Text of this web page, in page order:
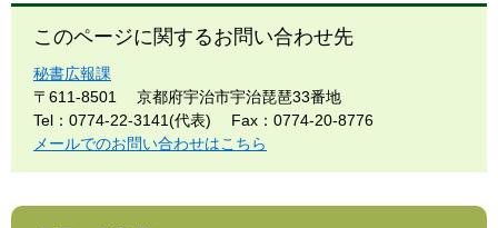
このページに関するお問い合わせ先
秘書広報課
〒611-8501
京都府宇治市宇治琵琶33番地
Tel：0774-22-3141(代表)
Fax：0774-20-8776
メールでのお問い合わせはこちら